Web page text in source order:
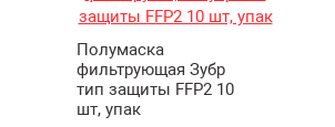
Полумаска
фильтрующая Зубр
тип защиты FFP2 10
шт, упак